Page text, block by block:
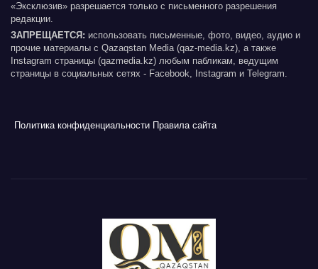
«Эксклюзив» разрешается только с письменного разрешения
редакции.
ЗАПРЕЩАЕТСЯ: использовать письменные, фото, видео, аудио и
прочие материалы с Qazaqstan Media (qaz-media.kz), а также
Instagram страницы (qazmedia.kz) любым пабликам, ведущим
страницы в социальных сетях - Facebook, Instagram и Telegram.
Политика конфиденциальности Правила сайта